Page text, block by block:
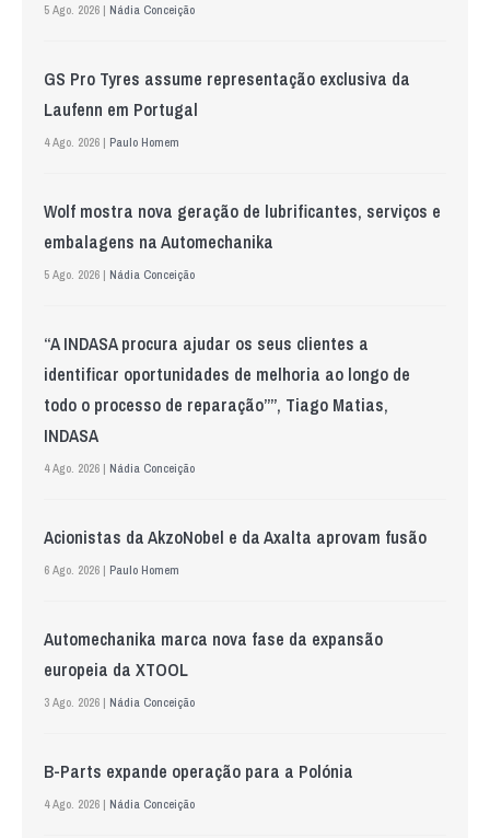
5 Ago. 2026 | Nádia Conceição
GS Pro Tyres assume representação exclusiva da
Laufenn em Portugal
4 Ago. 2026 | Paulo Homem
Wolf mostra nova geração de lubrificantes, serviços e
embalagens na Automechanika
5 Ago. 2026 | Nádia Conceição
“A INDASA procura ajudar os seus clientes a
identificar oportunidades de melhoria ao longo de
todo o processo de reparação””, Tiago Matias,
INDASA
4 Ago. 2026 | Nádia Conceição
Acionistas da AkzoNobel e da Axalta aprovam fusão
6 Ago. 2026 | Paulo Homem
Automechanika marca nova fase da expansão
europeia da XTOOL
3 Ago. 2026 | Nádia Conceição
B-Parts expande operação para a Polónia
4 Ago. 2026 | Nádia Conceição